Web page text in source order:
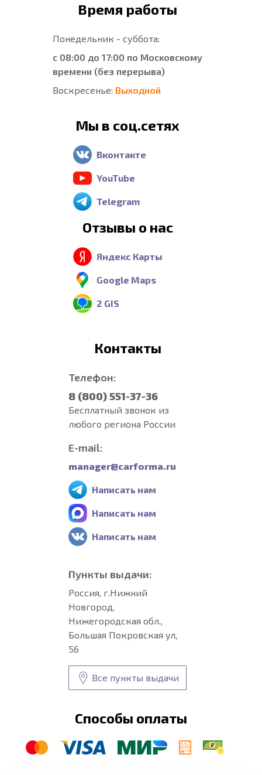
Время работы
Понедельник - суббота:
с 08:00 до 17:00 по Московскому
времени (без перерыва)
Воскресенье: Выходной
Мы в соц.сетях
Вконтакте
YouTube
Telegram
Отзывы о нас
Яндекс Карты
Google Maps
2 GIS
Контакты
Телефон:
8 (800) 551-37-36
Бесплатный звонок из
любого региона России
E-mail:
manager@carforma.ru
Написать нам
Написать нам
Написать нам
Пункты выдачи:
Россия, г.Нижний
Новгород,
Нижегородская обл.,
Большая Покровская ул,
56
Все пункты выдачи
Способы оплаты